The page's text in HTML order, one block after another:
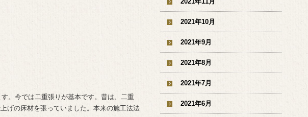
。今では二重張りが基本です。昔は、二重
げの床材を張っていました。本来の施工法法
2021年10月
2021年9月
2021年8月
2021年7月
2021年6月